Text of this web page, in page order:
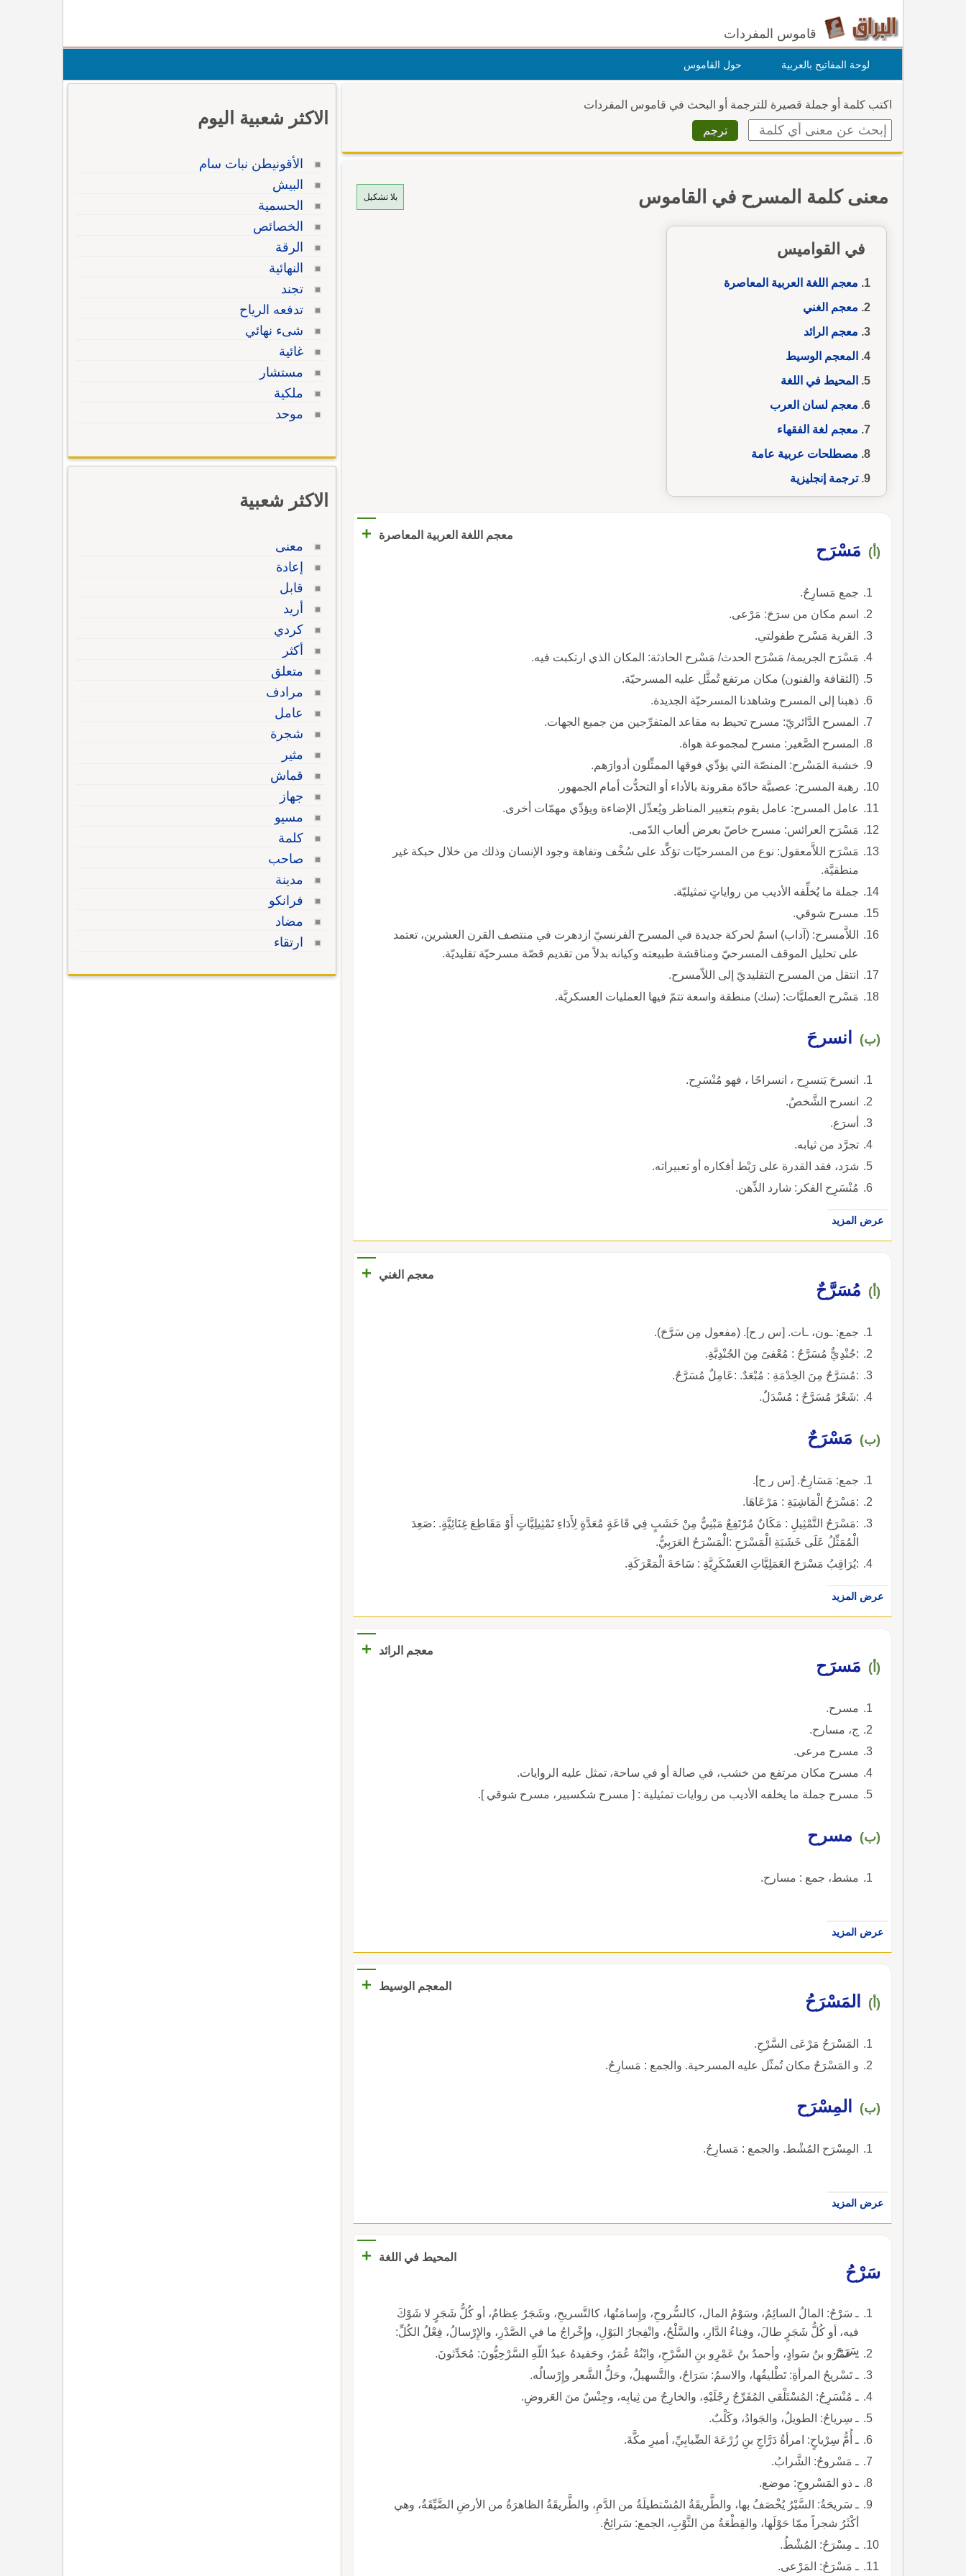
قاموس المفردات
لوحة المفاتيح بالعربية حول القاموس
اكتب كلمة أو جملة قصيرة للترجمة أو البحث في قاموس المفردات
بلا تشكيل معنى كلمة المسرح في القاموس
في القواميس
معجم اللغة العربية المعاصرة
معجم الغني
معجم الرائد
المعجم الوسيط
المحيط في اللغة
معجم لسان العرب
معجم لغة الفقهاء
مصطلحات عربية عامة
ترجمة إنجليزية
معجم اللغة العربية المعاصرة +
(أ) مَسْرَح
جمع مَسارِحُ.
اسم مكان من سرَحَ: مَرْعى.
القرية مَسْرح طفولتي.
مَسْرَح الجريمة/ مَسْرَح الحدث/ مَسْرح الحادثة: المكان الذي ارتكبت فيه.
(الثقافة والفنون) مكان مرتفع تُمثَّل عليه المسرحيّة.
ذهبنا إلى المسرح وشاهدنا المسرحيّة الجديدة.
المسرح الدَّائريّ: مسرح تحيط به مقاعد المتفرِّجين من جميع الجهات.
المسرح الصَّغير: مسرح لمجموعة هواة.
خشبة المَسْرح: المنصّة التي يؤدِّي فوقها الممثِّلون أدوارَهم.
رهبة المسرح: عصبيَّة حادّة مقرونة بالأداء أو التحدُّث أمام الجمهور.
عامل المسرح: عامل يقوم بتغيير المناظر ويُعدِّل الإضاءة ويؤدِّي مهمّات أخرى.
مَسْرَح العرائس: مسرح خاصّ بعرض ألعاب الدّمى.
مَسْرَح اللاَّمعقول: نوع من المسرحيّات تؤكِّد على سُخْف وتفاهة وجود الإنسان وذلك من خلال حبكة غير
منطقيَّة.
جملة ما يُخلِّفه الأديب من رواياتٍ تمثيليّة.
مسرح شوقي.
اللاَّمسرح: (آداب) اسمٌ لحركة جديدة في المسرح الفرنسيّ ازدهرت في منتصف القرن العشرين، تعتمد
على تحليل الموقف المسرحيّ ومناقشة طبيعته وكيانه بدلاً من تقديم قصّة مسرحيّة تقليديّة.
انتقل من المسرح التقليديّ إلى اللاّمسرح.
مَسْرح العمليَّات: (سك) منطقة واسعة تتمّ فيها العمليات العسكريَّة.
(ب) انسرحَ
انسرحَ يَنسرِح ، انسراحًا ، فهو مُنْسَرِح.
انسرح الشَّخصُ.
أسرَع.
تجرَّد من ثيابه.
شرَد، فقد القدرة على رَبْط أفكاره أو تعبيراته.
مُنْسَرِح الفكر: شارد الذِّهن.
عرض المزيد
معجم الغني +
(أ) مُسَرَّحٌ
جمع: ـون، ـات. [س ر ح]. (مفعول مِن سَرَّحَ).
:جُنْدِيٌّ مُسَرَّحٌ : مُعْفىً مِنَ الجُنْدِيَّةِ.
:مُسَرَّحٌ مِنَ الخِدْمَةِ : مُبْعَدٌ. :عَامِلٌ مُسَرَّحٌ.
:شَعْرٌ مُسَرَّحٌ : مُسْدَلٌ.
(ب) مَسْرَحٌ
جمع: مَسَارِحُ. [س ر ح].
:مَسْرَحُ الْمَاشِيَةِ : مَرْعَاهَا.
:مَسْرَحُ التَّمْثِيلِ : مَكَانٌ مُرْتَفِعٌ مَبْنِيٌّ مِنْ خَشَبٍ فِي قَاعَةٍ مُعَدَّةٍ لِأَدَاءِ تَمْثِيلِيَّاتٍ أَوْ مَقَاطِعَ غِنَائِيَّةٍ. :صَعِدَ
الْمُمَثِّلُ عَلَى خَشَبَةِ الْمَسْرَحِ :الْمَسْرَحُ العَرَبِيُّ.
:يُرَاقِبُ مَسْرَحَ العَمَلِيَّاتِ العَسْكَرِيَّةِ : سَاحَةَ الْمَعْرَكَةِ.
عرض المزيد
معجم الرائد +
(أ) مَسرَح
مسرح.
ج، مسارح.
مسرح مرعى.
مسرح مكان مرتفع من خشب، في صالة أو في ساحة، تمثل عليه الروايات.
مسرح جملة ما يخلفه الأديب من روايات تمثيلية : [ مسرح شكسبير، مسرح شوقي ].
(ب) مسرح
مشط، جمع : مسارح.
عرض المزيد
المعجم الوسيط +
(أ) المَسْرَحُ
المَسْرَحُ مَرْعَى السَّرْحِ.
و المَسْرَحُ مكان تُمثّل عليه المسرحية. والجمع : مَسارِحُ.
(ب) المِسْرَح
المِسْرَح المُشْط. والجمع : مَسارِحُ.
عرض المزيد
المحيط في اللغة
+
سَرْحُ
ـ سَرْحُ: المالُ السائِمُ، وسَوْمُ المال، كالسُّروحِ، وإِسامَتُها، كالتَّسريحِ، وشَجَرٌ عِظامٌ، أو كُلُّ شَجَرٍ لا شَوْكَ
فيه، أو كُلُّ شَجَرٍ طالَ، وفِناءُ الدَّارِ، والسَّلْحُ، وانْفِجارُ البَوْلِ، وإِخْراجُ ما في الصَّدْرِ، والإِرْسالُ، فِعْلُ الكُلِّ:
سَرَحَ.
ـ عَمْرو بنُ سَوادٍ، وأحمدُ بنُ عَمْرِو بنِ السَّرْحِ، وابْنُهُ عُمَرُ، وحَفيدهُ عبدُ اللّهِ السَّرْحِيُّونَ: مُحَدِّثونَ.
ـ تَسْريحُ المرأةِ: تَطْليقُها، والاسمُ: سَرَاحٌ، والتَّسهيلُ، وحَلُّ الشَّعر وإِرْسالُه.
ـ مُنْسَرِحُ: المُسْتَلْقي المُفَرِّجُ رِجْلَيْهِ، والخارِجُ من ثِيابِه، وجِنْسٌ منَ العَروضِ.
ـ سِرياحُ: الطويلُ، والجَوادُ، وكَلْبٌ.
ـ أُمُّ سِرْياحٍ: امرأةُ دَرَّاجِ بنِ زُرْعَةَ الضِّبابِيِّ، أميرِ مكَّةَ.
ـ مَسْروحُ: الشَّرابُ.
ـ ذو المَسْروحِ: موضع.
ـ سَريحَةُ: السَّيْرُ يُخْصَفُ بها، والطَّريقَةُ المُسْتطيلَةُ من الدَّمِ، والطَّريقَةُ الظاهرَةُ من الأرضِ الضَّيِّقَةُ، وهي
أكْثَرُ شجراً ممّا حَوْلَها، والقِطْعَةُ من الثَّوْبِ، الجمع: سَرائِحُ.
ـ مِسْرَحُ: المُشْطُ.
ـ مَسْرَحُ: المَرْعى.
الاكثر شعبية اليوم
الأقونيطن نبات سام
البيش
الحسمية
الخصائص
الرقة
النهائية
تجند
تدفعه الرياح
شىء نهائي
غائية
مستشار
ملكية
موحد
الاكثر شعبية
معنى
إعادة
قابل
أريد
كردي
أكثر
متعلق
مرادف
عامل
شجرة
مثير
قماش
جهاز
مسيو
كلمة
صاحب
مدينة
فرانكو
مضاد
ارتقاء